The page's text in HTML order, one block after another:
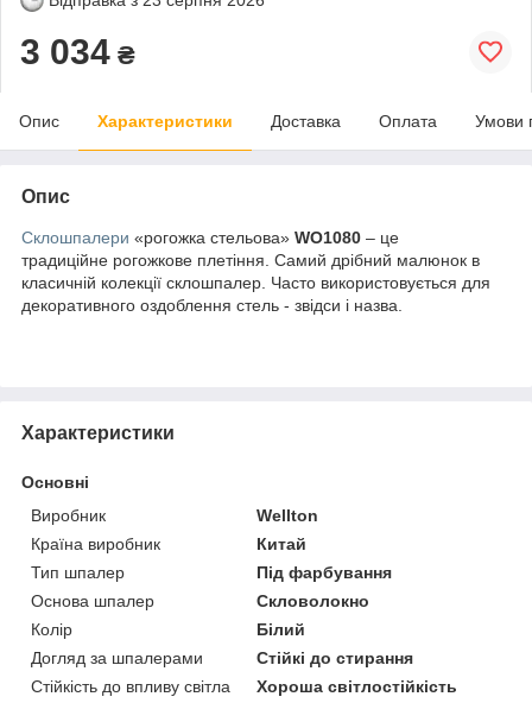
3 034 ₴
Опис Характеристики Доставка Оплата Умови
Опис
Склошпалери «рогожка cтельова» WO1080 – це
традиційне рогожкове плетіння. Самий дрібний малюнок в
класичній колекції склошпалер. Часто використовується для
декоративного оздоблення стель - звідси і назва.
Характеристики
Основні
Виробник
Wellton
Країна виробник
Китай
Тип шпалер
Під фарбування
Основа шпалер
Скловолокно
Колір
Білий
Догляд за шпалерами
Стійкі до стирання
Стійкість до впливу світла
Хороша світлостійкість